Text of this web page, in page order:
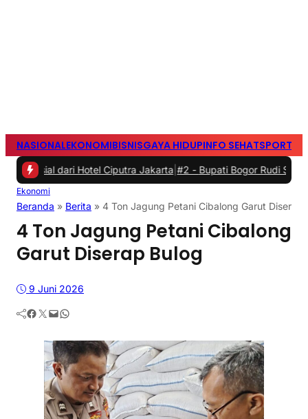
NASIONALEKONOMIBISNISGAYA HIDUPINFO SEHATSPORTS
dari Hotel Ciputra Jakarta|#2 -Bupati Bogor Rudi Susmanto
Ekonomi
Beranda » Berita » 4 Ton Jagung Petani Cibalong Garut Diserap
4 Ton Jagung Petani Cibalong
Garut Diserap Bulog
9 Juni 2026
Facebook Twitter Mail WhatsApp